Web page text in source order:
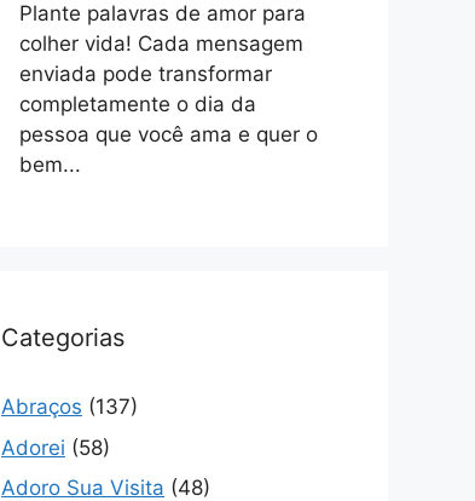
Plante palavras de amor para
colher vida! Cada mensagem
enviada pode transformar
completamente o dia da
pessoa que você ama e quer o
bem...
Categorias
Abraços (137)
Adorei (58)
Adoro Sua Visita (48)